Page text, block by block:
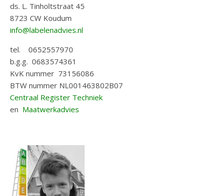
ds. L. Tinholtstraat 45
8723 CW Koudum
info@labelenadvies.nl
tel. 0652557970
b.g.g. 0683574361
KvK nummer 73156086
BTW nummer NL001463802B07
Centraal Register Techniek
en Maatwerkadvies